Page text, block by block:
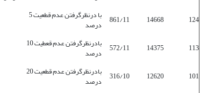
124
14668
861/11 با درنظر‌گرفتن عدم قطعیت 5
درصد
113
14375
572/11 بادرنظر‌گرفتن عدم قعطیت 10
درصد
101
12620
316/10 بادرنظر‌گرفتن عدم قطعیت 20
درصد